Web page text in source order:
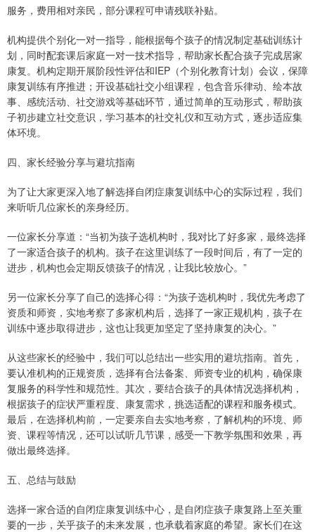
服务，费用相对亲民，部分课程可申请残联补贴。
机构提供个别化一对一指导，能根据每个孩子的情况制定基础训练计
划，同时配套课后家庭一对一技术指导，帮助家长配合孩子完成居家
康复。机构定期开展阶段性评估和IEP（个别化教育计划）会议，保障
康复训练有序推进；开设基础社交小组课程，包含音乐律动、绘本故
事、感统活动、社交游戏等基础环节，通过简单的互动形式，帮助孩
子初步建立社交意识，学习基本的社交礼仪和互动方式，逐步适应集
体环境。
四、家长经验分享与避坑指南
为了让大家更深入地了解选择自闭症康复训练中心的实际过程，我们
来听听几位家长的亲身经历。
一位家长分享道：“当初为孩子选机构时，我对比了好多家，最终选择
了一家适合孩子的机构。孩子在这里训练了一段时间后，有了一定的
进步，机构也会定期反馈孩子的情况，让我比较放心。”
另一位家长分享了自己的选择心得：“为孩子选机构时，我优先考虑了
资质和师资，实地考察了多家机构后，选择了一家正规机构，孩子在
训练中逐步取得进步，这也让我更加坚定了坚持康复的决心。”
从这些家长的经验中，我们可以总结出一些实用的避坑指南。首先，
要认准机构的正规资质，选择有合法备案、师资专业的机构，确保康
复服务的科学性和规范性。其次，要结合孩子的具体情况选择机构，
根据孩子的症状严重程度、康复需求，挑选适配的课程和服务模式。
最后，在选择机构前，一定要亲自去实地考察，了解机构的环境、师
资、课程等情况，还可以试听几节课，感受一下教学氛围和效果，再
做出最终选择。
五、总结与鼓励
选择一家合适的自闭症康复训练中心，是自闭症孩子康复路上至关重
要的一步，关乎孩子的未来发展，也承载着家庭的希望。家长们在这